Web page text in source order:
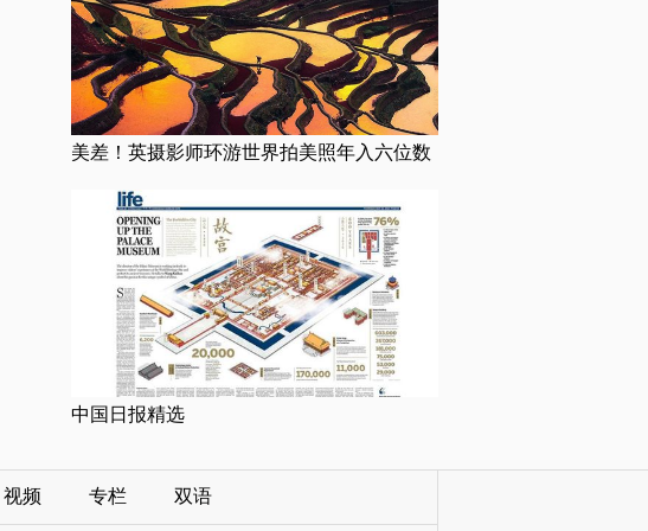
美差！英摄影师环游世界拍美照年入六位数
中国日报精选
视频 专栏 双语